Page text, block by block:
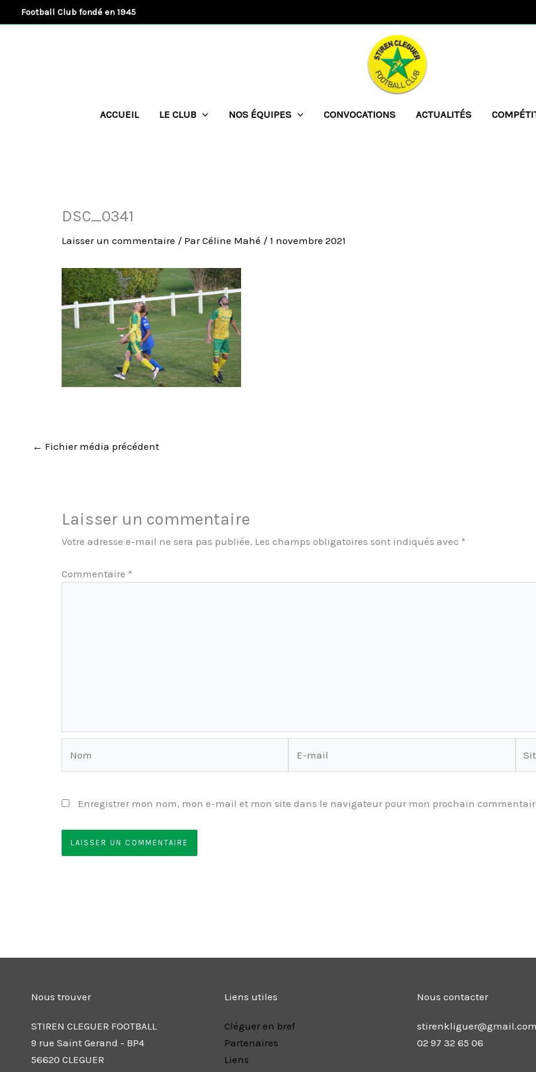
au
Football Club fondé en 1945
ACCUEIL LE CLUB NOS ÉQUIPES CONVOCATIONS ACTUALITÉS
DSC_0341
Laisser un commentaire / ParCéline Mahé / 1 novembre 2021
← Fichier média précédent
Laisser un commentaire
Votre adresse e-mail ne sera pas publiée. Les champs obligatoires sont indiqués avec *
Commentaire *
Enregistrer mon nom, mon e-mail et mon site dans le navigateur pour mon prochain
Nous trouver
STIREN CLEGUER FOOTBALL
9 rue Saint Gerand - BP4
56620 CLEGUER
Liens utiles
Cléguer en bref
Partenaires
Liens
Nous contacter
02 97 32 65 06